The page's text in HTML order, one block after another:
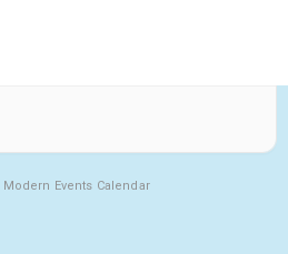
Modern Events Calendar